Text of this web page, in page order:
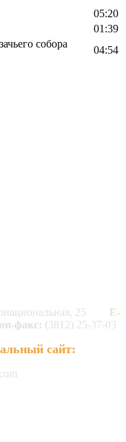
05:20
01:39
собора
04:54
25
E-
факс: (3812) 25-37-03
сайт: